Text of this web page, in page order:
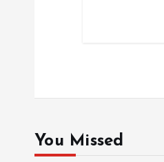
You Missed